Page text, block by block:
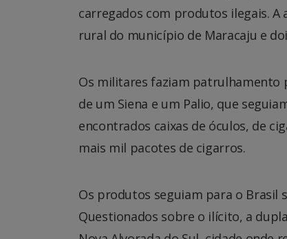
carregados com produtos ilegais.
rural do município de Maracaju e
Os militares faziam patrulhamento
de um Siena e um Palio, que
encontrados caixas de óculos, de
mais mil pacotes de cigarros.
Os produtos seguiam para o Brasil
Questionados sobre o ilícito, a